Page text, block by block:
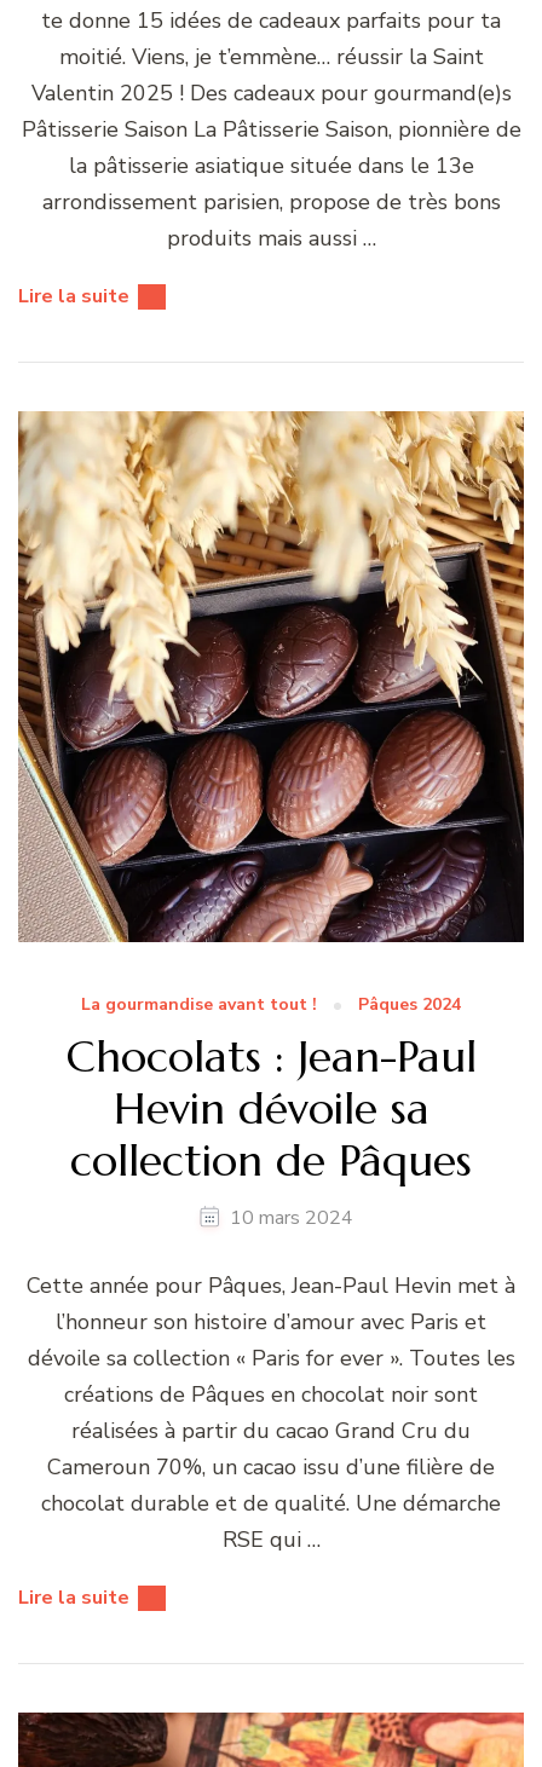
te donne 15 idées de cadeaux parfaits pour ta
moitié. Viens, je t’emmène… réussir la Saint
Valentin 2025 ! Des cadeaux pour gourmand(e)s
Pâtisserie Saison La Pâtisserie Saison, pionnière de
la pâtisserie asiatique située dans le 13e
arrondissement parisien, propose de très bons
produits mais aussi …
Lire la suite
La gourmandise avant tout ! Pâques 2024
Chocolats : Jean-Paul
Hevin dévoile sa
collection de Pâques
10 mars 2024
Cette année pour Pâques, Jean-Paul Hevin met à
l’honneur son histoire d’amour avec Paris et
dévoile sa collection « Paris for ever ». Toutes les
créations de Pâques en chocolat noir sont
réalisées à partir du cacao Grand Cru du
Cameroun 70%, un cacao issu d’une filière de
chocolat durable et de qualité. Une démarche
RSE qui …
Lire la suite